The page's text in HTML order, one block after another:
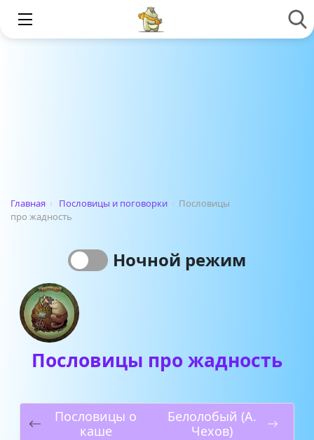
Главная › Пословицы и поговорки › Пословицы
про жадность
Ночной режим
Пословицы про жадность
Пословицы о
каше
Белолобый (А.
Чехов)